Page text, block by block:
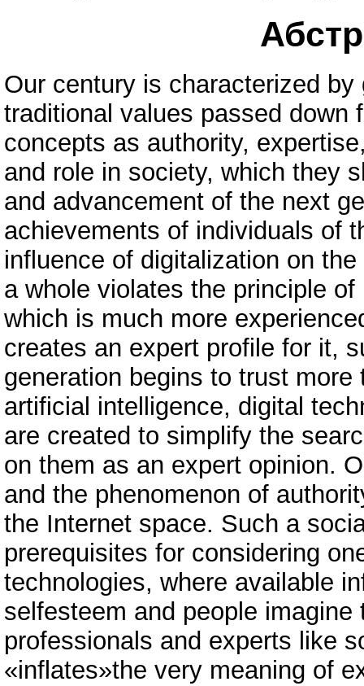
Our century is characterized
traditional values passed down
concepts as authority,
and role in society, which they
and advancement of the next
achievements of individuals of
influence of digitalization on
a whole violates the principle
which is much more
creates an expert profile for it,
generation begins to trust
artificial intelligence, digital
are created to simplify the
on them as an expert opinion.
and the phenomenon of
the Internet space. Such a
prerequisites for considering
technologies, where available
selfesteem and people
professionals and experts like
«inflates»the very meaning of